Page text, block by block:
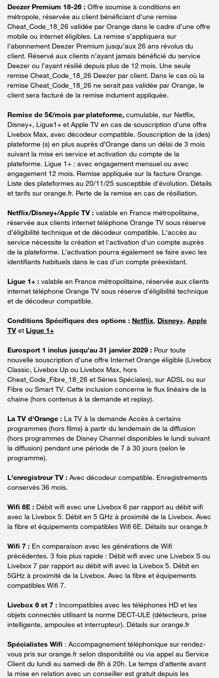
Deezer Premium 18-26 : Offre soumise à conditions en
métropole, réservée au client bénéficiant d’une remise
Cheat_Code_18_26 validée par Orange dans le cadre d’une offre
mobile ou internet éligibles. La remise s’appliquera sur
l’abonnement Deezer Premium jusqu’aux 26 ans révolus du
client. Réservé aux clients n’ayant jamais bénéficié du service
Deezer ou l’ayant résilié depuis plus de 12 mois. Une seule
remise Cheat_Code_18_26 Deezer par client. Dans le cas où la
remise Cheat_Code_18_26 ne serait pas validée par Orange, le
client sera facturé de la remise indument appliquée.
Remise de 5€/mois par plateforme, cumulable, sur Netflix,
Disney+, Ligue1+ et Apple TV en cas de souscription d’une offre
Livebox Max, avec décodeur compatible. Souscription de la (des)
plateforme (s) en plus auprès d’Orange dans un délai de 3 mois
suivant la mise en service et activation du compte de la
plateforme. Ligue 1+ : avec engagement mensuel ou avec
engagement 12 mois. Remise appliquée sur la facture Orange.
Liste des plateformes au 20/11/25 susceptible d’évolution. Détails
et tarifs sur orange.fr. Perte de la remise en cas de résiliation.
Netflix/Disney+/Apple TV : valable en France métropolitaine,
réservée aux clients internet téléphone Orange TV sous réserve
d’éligibilité technique et de décodeur compatible. L'accès au
service nécessite la création et l'activation d'un compte auprès
de la plateforme. L’activation pourra également se faire avec les
identifiants habituels dans le cas d’un compte préexistant.
Ligue 1+ : valable en France métropolitaine, réservée aux clients
internet téléphone Orange TV sous réserve d’éligibilité technique
et de décodeur compatible.
Conditions Spécifiques des options : Netflix, Disney+, Apple
TV et Ligue 1+
Eurosport 1 inclus jusqu’au 31 janvier 2029 : Pour toute
nouvelle souscription d’une offre Internet Orange éligible (Livebox
Classic, Livebox Up ou Livebox Max, hors
Cheat_Code_Fibre_18_26 et Séries Spéciales), sur ADSL ou sur
Fibre ou Smart TV. Cette inclusion concerne le flux linéaire de la
chaine (hors contenus à la demande et replay).
La TV d'Orange : La TV à la demande Accès à certains
programmes (hors films) à partir du lendemain de la diffusion
(hors programmes de Disney Channel disponibles le lundi suivant
la diffusion) pendant une période de 7 à 30 jours (selon le
programme).
L'enregistreur TV : Avec décodeur compatible. Enregistrements
conservés 36 mois.
Wifi 6E : Débit wifi avec une Livebox 6 par rapport au débit wifi
avec la Livebox 5. Débit en 5 GHz à proximité de la Livebox. Avec
la fibre et équipements compatibles Wifi 6E. Détails sur orange.fr
Wifi 7 : En comparaison avec les générations de Wifi
précédentes. 3 fois plus rapide : Débit wifi avec une Livebox S ou
Livebox 7 par rapport au débit wifi avec la Livebox 5. Débit en
5GHz à proximité de la Livebox. Avec la fibre et équipements
compatibles Wifi 7.
Livebox 6 et 7 : Incompatibles avec les téléphones HD et les
objets connectés utilisant la norme DECT-ULE (détecteurs, prise
intelligente, ampoules et interrupteur). Détails sur orange.fr
Spécialistes Wifi : Accompagnement téléphonique sur rendez-
vous pris sur orange.fr selon disponibilité ou via appel au Service
Client du lundi au samedi de 8h à 20h. Le temps d’attente avant
la mise en relation avec un conseiller est gratuit depuis les